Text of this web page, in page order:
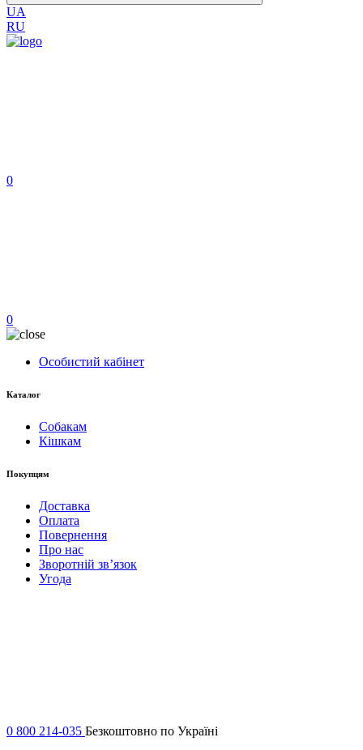
UA
RU
0
0
Особистий кабінет
Каталог
Собакам
Кішкам
Покупцям
Доставка
Оплата
Повернення
Про нас
Зворотній зв’язок
Угода
0 800 214-035 Безкоштовно по Україні